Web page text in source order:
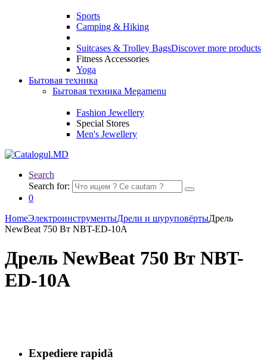
Sports
Camping & Hiking
Suitcases & Trolley BagsDiscover more products
Fitness Accessories
Yoga
Бытовая техника
Бытовая техника Megamenu
Fashion Jewellery
Special Stores
Men's Jewellery
Search
Search for:
0
HomeЭлектроинструментыДрели и шуруповёртыДрель
NewBeat 750 Вт NBT-ED-10A
Дрель NewBeat 750 Вт NBT-
ED-10A
Expediere rapidă